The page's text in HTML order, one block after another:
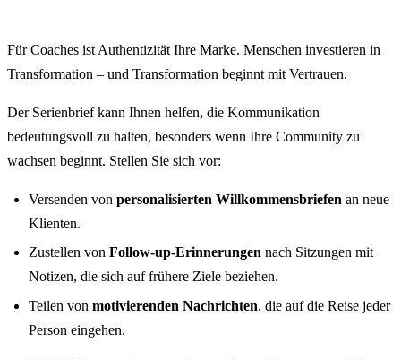
Für Coaches ist Authentizität Ihre Marke. Menschen investieren in
Transformation – und Transformation beginnt mit Vertrauen.
Der Serienbrief kann Ihnen helfen, die Kommunikation
bedeutungsvoll zu halten, besonders wenn Ihre Community zu
wachsen beginnt. Stellen Sie sich vor:
Versenden von personalisierten Willkommensbriefen an neue
Klienten.
Zustellen von Follow-up-Erinnerungen nach Sitzungen mit
Notizen, die sich auf frühere Ziele beziehen.
Teilen von motivierenden Nachrichten, die auf die Reise jeder
Person eingehen.